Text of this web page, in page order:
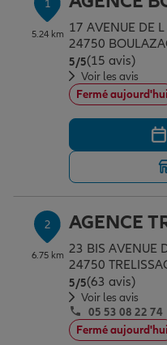
Assurance emprunteur
Prévoyance et
Assurance animal de
Protection de la
Protection juridique
Épargne & retraite
Plan épargne retraite
Assurance vie
Placements financiers
Investissements
Transmission
Vos projets
Partir en vacances
Déménager
Changer de voiture
Départ à la retraite
Conseil assurance
Outre-mer
Assurance auto
Assurance habitation
Professionnels
Allianz en France
1
5.24 km 17 AVENUE DE
24750
5/5Note de 5 sur 5
(15 avis)
Voir les avis
Fermé aujourd'hui
2
6.75 km
AGENCE
23 BIS AVENUE
24750
5/5Note de 5 sur 5
(63 avis)
Voir les avis
05 53 08 22 74
Fermé aujourd'hui